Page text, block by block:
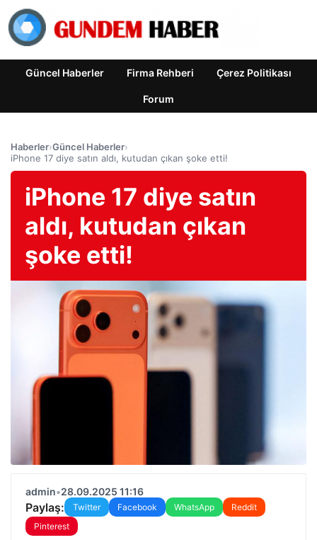
Güncel Haberler Firma Rehberi Çerez Politikası
Forum
Haberler›Güncel Haberler›
iPhone 17 diye satın aldı, kutudan çıkan şoke etti!
iPhone 17 diye satın
aldı, kutudan çıkan
şoke etti!
admin•28.09.2025 11:16
Paylaş: Twitter Facebook WhatsApp
Reddit
Pinterest